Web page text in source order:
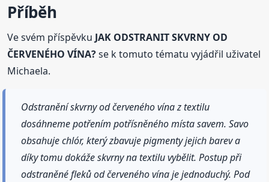
Příběh
Ve svém příspěvkuJAK ODSTRANIT SKVRNY OD
ČERVENÉHO VÍNA?se k tomuto tématu vyjádřil uživatel
Michaela.
Odstranění skvrny od červeného vína z textilu
dosáhneme potřením potřísněného místa savem. Savo
obsahuje chlór, který zbavuje pigmenty jejich barev a
díky tomu dokáže skvrny na textilu vybělit. Postup při
odstraněné fleků od červeného vína je jednoduchý. Pod